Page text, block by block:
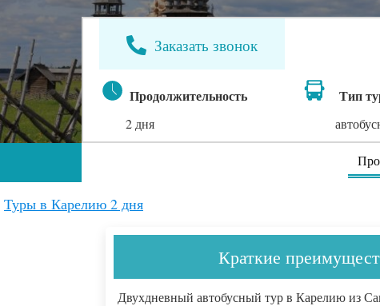
Заказать звонок
Продолжительность
2 дня
Тип
Туры в Карелию 2 дня
Краткие
Двухдневный автобусный тур в Карелию из